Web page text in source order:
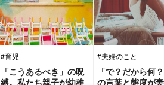
#育児
「こうあるべき」の呪
縛。私たち親子が幼稚
#夫婦のこと
「で？だから何
の言葉と態度が